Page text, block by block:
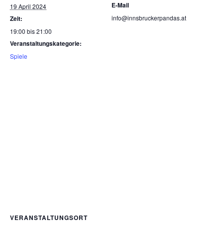
19 April 2024
Zeit:
19:00 bis 21:00
Veranstaltungskategorie:
Spiele
E-Mail
info@innsbruckerpandas.at
VERANSTALTUNGSORT